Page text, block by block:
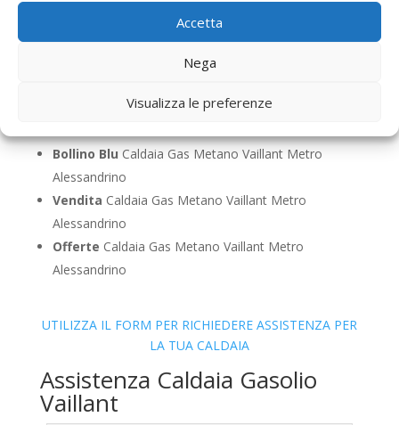
Accetta
Nega
Visualizza le preferenze
Caldaia Gas Metano Vaillant Metro
Alessandrino
Caldaia Gas Metano Vaillant Metro
Controllo FumiCaldaia Gas Metano Vaillant Metro
Bollino Blu Caldaia Gas Metano Vaillant Metro
Alessandrino
Vendita Caldaia Gas Metano Vaillant Metro
Alessandrino
Offerte Caldaia Gas Metano Vaillant Metro
Alessandrino
UTILIZZA IL FORM PER RICHIEDERE ASSISTENZA PER
LA TUA CALDAIA
Assistenza Caldaia Gasolio
Vaillant